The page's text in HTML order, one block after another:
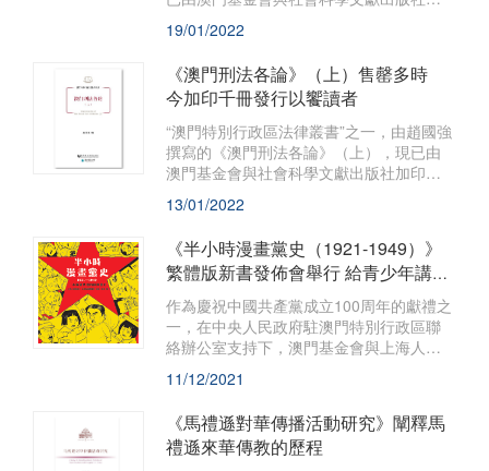
合出版，並於全國包括澳門地區同時發
行。
19/01/2022
《澳門刑法各論》（上）售罄多時
今加印千冊發行以饗讀者
“澳門特別行政區法律叢書”之一，由趙國強
撰寫的《澳門刑法各論》（上），現已由
澳門基金會與社會科學文獻出版社加印澳
門版1,000冊發行。該書系統地闡釋《澳門
刑法典》分則中關於侵犯人身權利和財產
權利的具體犯罪，冀能有助充實澳門刑法
理論的體系與實踐。
13/01/2022
《半小時漫畫黨史（1921-1949）》
繁體版新書發佈會舉行 給青少年講活
黨的故事
作為慶祝中國共產黨成立100周年的獻禮之
一，在中央人民政府駐澳門特別行政區聯
絡辦公室支持下，澳門基金會與上海人民
出版社合作出版的《半小時漫畫黨史
（1921-1949）》繁體字版本正式推出，並
於2021年12月11日下午2時半假美獅美高
梅劇院舉行新書發行儀式。
11/12/2021
《馬禮遜對華傳播活動研究》闡釋馬
禮遜來華傳教的歷程